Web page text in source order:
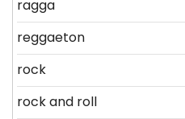
ragga
reggaeton
rock
rock and roll